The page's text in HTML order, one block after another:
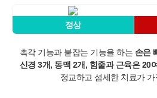
정상
촉각 기능과 붙잡는 기능을 하는 손은
신경 3개, 동맥 2개, 힘줄과 근육은 20
정교하고 섬세한 치료가 가